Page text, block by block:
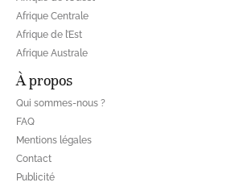
Afrique Centrale
Afrique de l’Est
Afrique Australe
À propos
Qui sommes-nous ?
FAQ
Mentions légales
Contact
Publicité